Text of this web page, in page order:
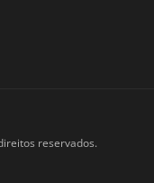
reservados.